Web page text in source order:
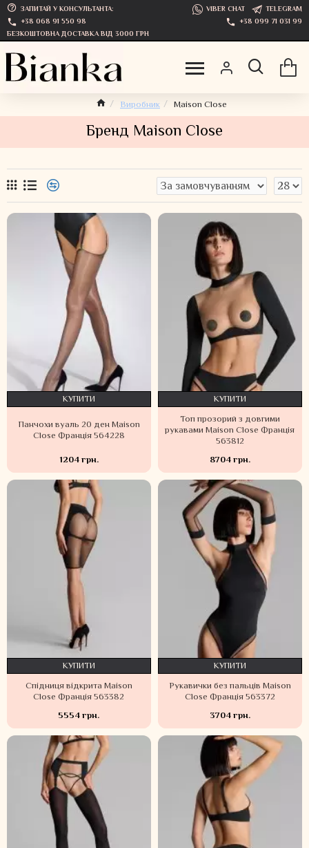
ЗАПИТАЙ У КОНСУЛЬТАНТА: VIBER CHAT
TELEGRAM
+38 068 91 550 98
+38 099 71 031 99
БЕЗКОШТОВНА ДОСТАВКА ВІД 3000 ГРН
Виробник Maison Close
Бренд Maison Close
Панчохи вуаль 20 ден Maison
Close Франція 564228
1204 грн.
КУПИТИ
Топ прозорий з довгими
рукавами Maison Close Франція
563812
8704 грн.
КУПИТИ
Спідниця відкрита Maison
Close Франція 563382
5554 грн.
КУПИТИ
Рукавички без пальців Maison
Close Франція 563372
3704 грн.
КУПИТИ